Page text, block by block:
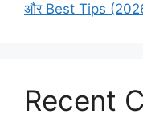
और Best Tips
Recent